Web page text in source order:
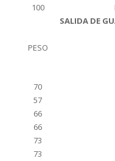
100
SALIDA DE
PESO
70
57
66
66
73
73